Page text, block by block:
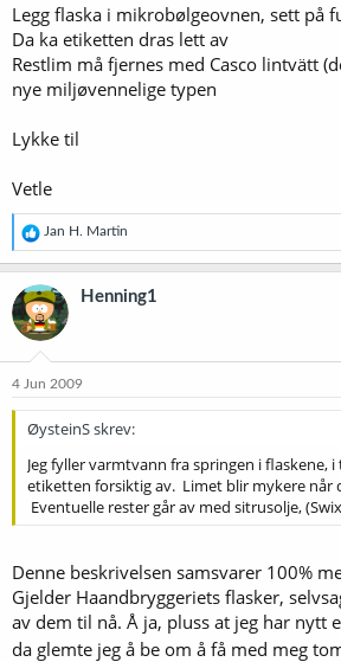
Legg flaska i mikrobølgeovnen, sett på
Da ka etiketten dras lett av
Restlim må fjernes med Casco lintvätt
nye miljøvennelige typen
Lykke til
Vetle
R
e
a
k
s
j
o
e
Jan H. Martin
Henning1
4 Jun 2009
ØysteinS skrev:
Jeg fyller varmtvann fra springen i flaskene,
etiketten forsiktig av. Limet blir mykere når
Eventuelle rester går av med sitrusolje,
Denne beskrivelsen samsvarer 100%
Gjelder Haandbryggeriets flasker,
av dem til nå. Å ja, pluss at jeg har nytt
da glemte jeg å be om å få med meg